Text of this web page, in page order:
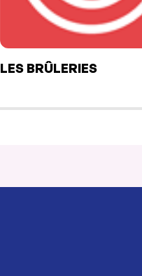
LES BRÛLERIES